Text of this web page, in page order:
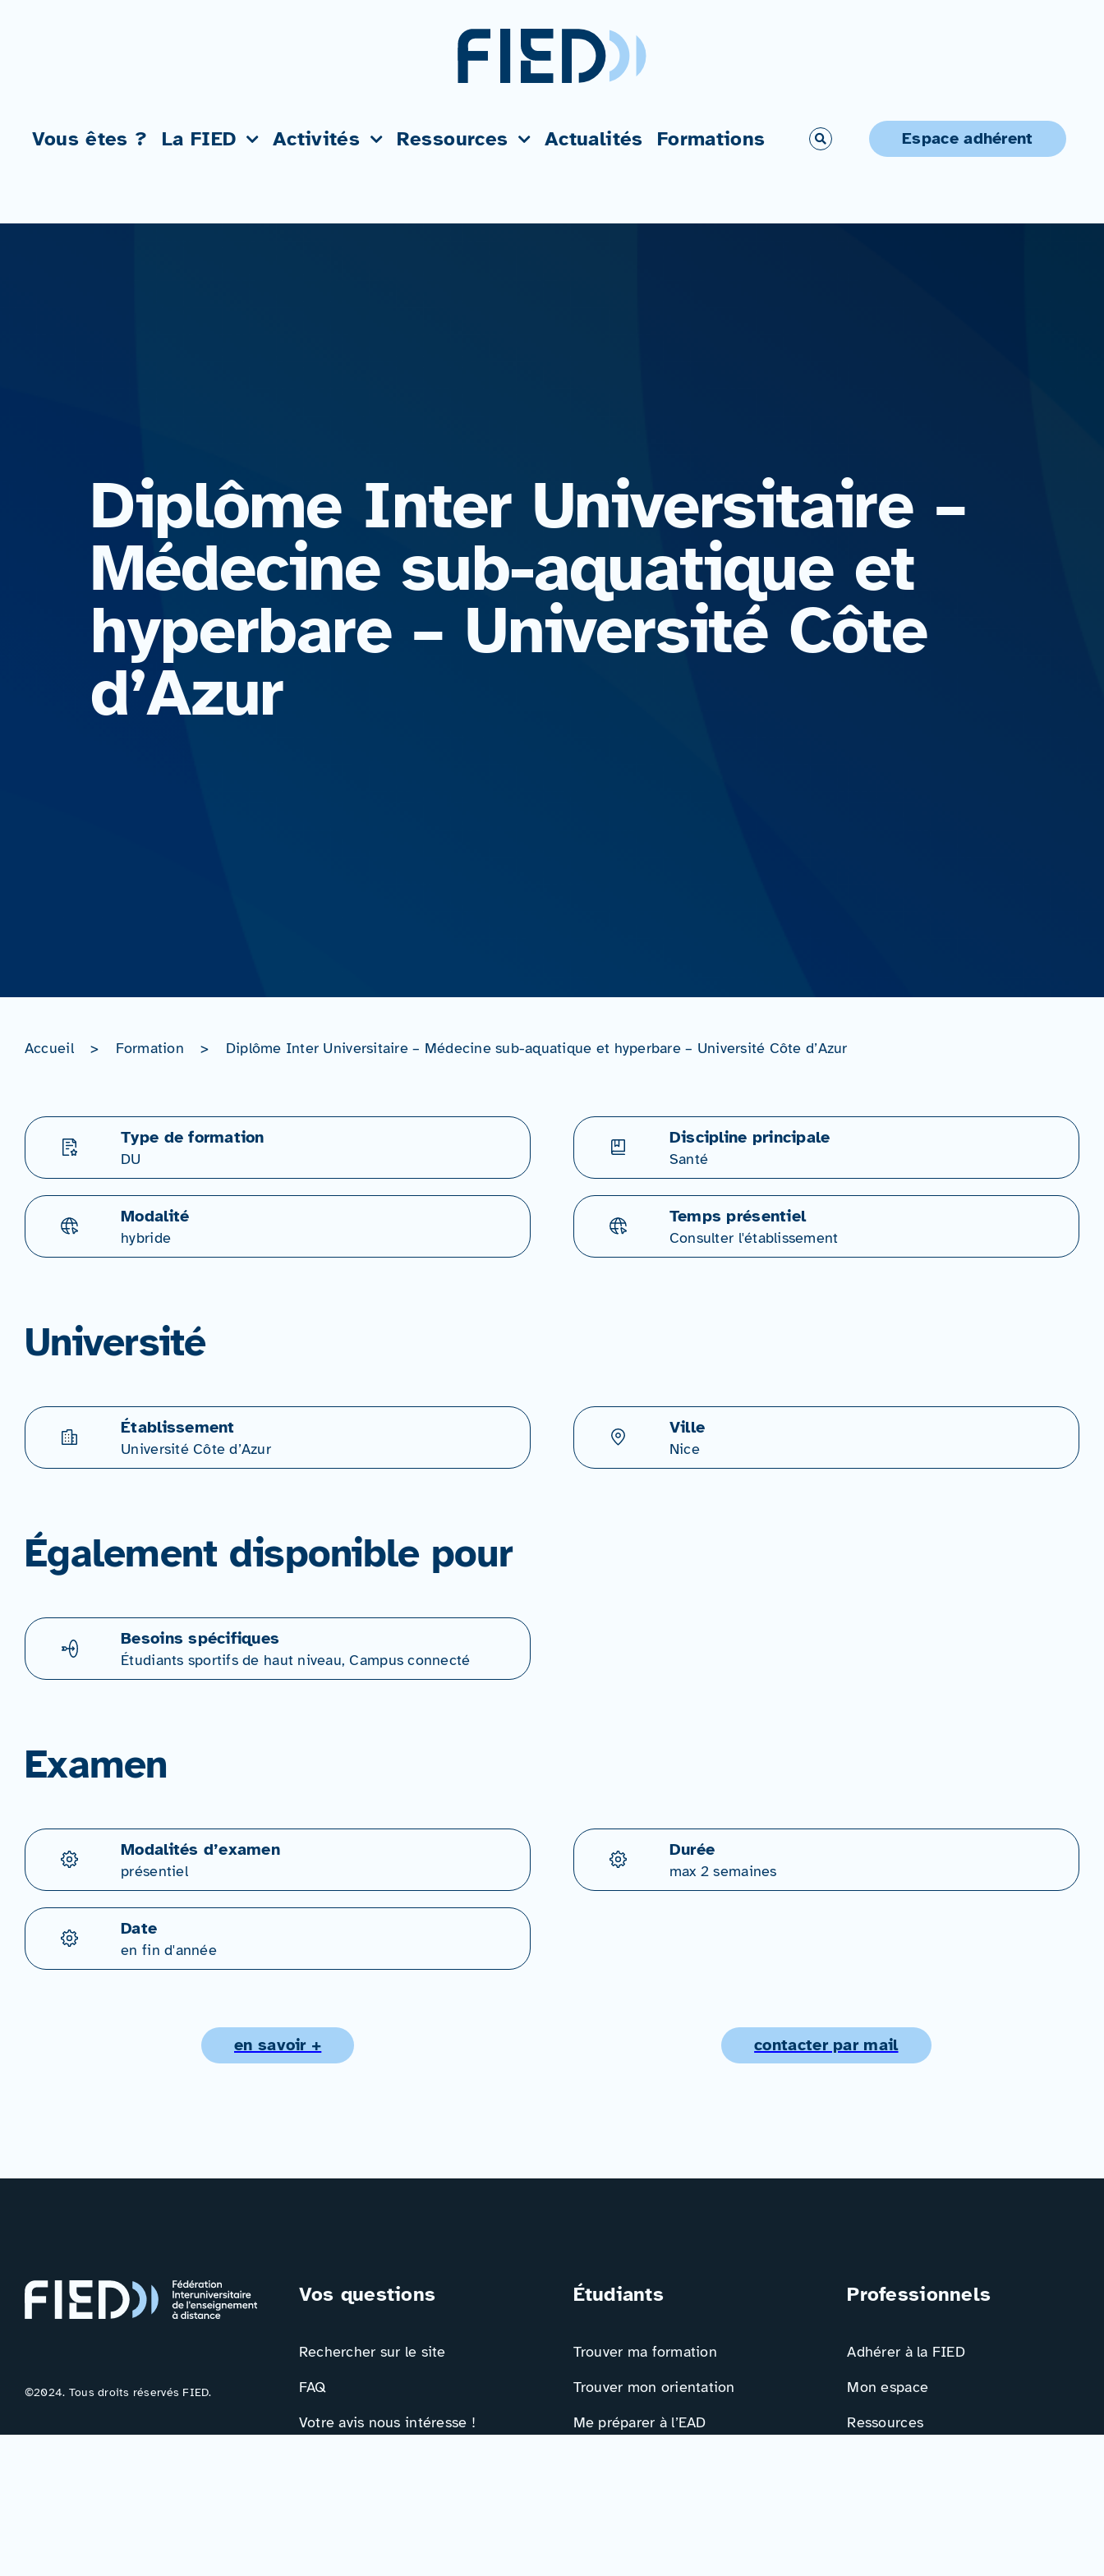
Vous êtes ? La FIED Activités Ressources Actualités Formations Espace adhérent
Diplôme Inter Universitaire –
Médecine sub-aquatique et
hyperbare – Université Côte
d’Azur
Accueil > Formation > Diplôme Inter Universitaire – Médecine sub-aquatique et hyperbare – Université Côte d’Azur
Type de formation
DU
Discipline principale
Santé
Modalité
hybride
Temps présentiel
Consulter l'établissement
Université
Établissement
Université Côte d’Azur
Ville
Nice
Également disponible pour
Besoins spécifiques
Étudiants sportifs de haut niveau, Campus connecté
Examen
Modalités d’examen
présentiel
Durée
max 2 semaines
Date
en fin d'année
en savoir + contacter par mail
©2024. Tous droits réservés FIED.
Vos questions
Rechercher sur le site
FAQ
Votre avis nous intéresse !
Étudiants
Trouver ma formation
Trouver mon orientation
Me préparer à l’EAD
Professionnels
Adhérer à la FIED
Mon espace
Ressources